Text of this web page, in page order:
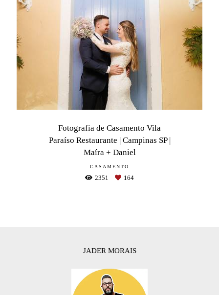
Fotografia de Casamento Vila
Paraíso Restaurante | Campinas SP |
Maíra + Daniel
CASAMENTO
2351 164
JADER MORAIS